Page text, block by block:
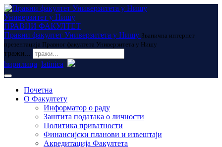
Универзитет у Нишу
ПРАВНИ ФАКУЛТЕТ
Правни факултет Универзитета у Нишу Званична интернет
презентација Правног факултета Универзитета у Нишу
тражи...
ћирилица latinica
Почетна
О Факултету
Информатор о раду
Заштита података о личности
Политика приватности
Финансијски планови и извештаји
Акредитација Факултета